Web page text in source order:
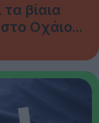
βίαια
Οχάιο...